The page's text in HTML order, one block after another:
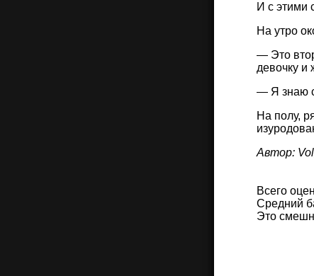
И с этими
На утро
— Это
девочку
— Я знаю
На полу,
Автор:
Всего
Средний
Это